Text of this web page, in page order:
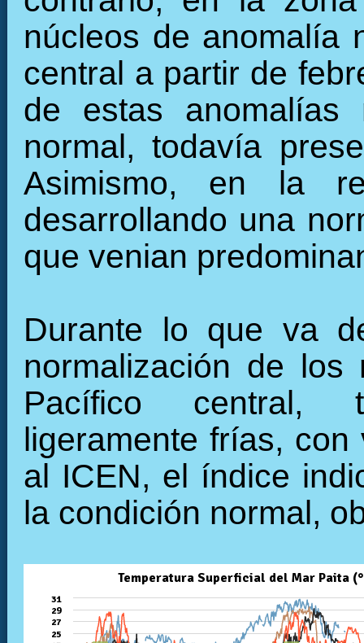
núcleos de anomalía
central a partir de
de estas
normal, todavía
Asimismo, en la
desarrollando una
que venian
Durante lo que va
normalización de
Pacífico central,
ligeramente frías,
al ICEN, el índice
la condición normal,